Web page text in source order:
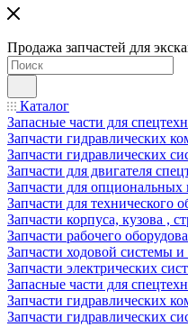
Продажа запчастей для
Каталог
Запасные части для
Запчасти гидравлических
Запчасти гидравлических
Запчасти для двигателя
Запчасти для
Запчасти для
Запчасти корпуса, кузова ,
Запчасти рабочего
Запчасти ходовой системы
Запчасти электрических
Запасные части для
Запчасти гидравлических
Запчасти гидравлических